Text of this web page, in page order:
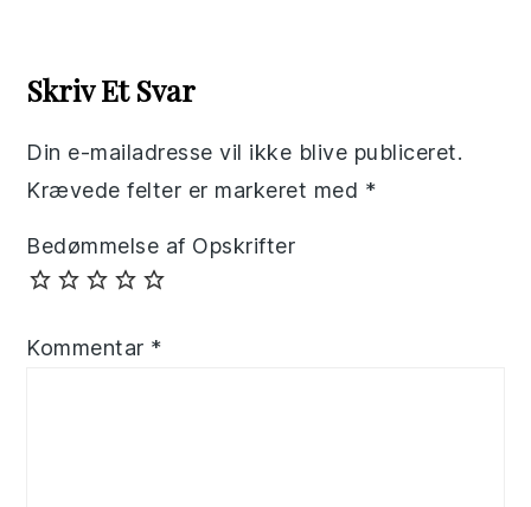
Interactions
Skriv Et Svar
Din e-mailadresse vil ikke blive publiceret.
Krævede felter er markeret med *
Bedømmelse af Opskrifter
Kommentar *